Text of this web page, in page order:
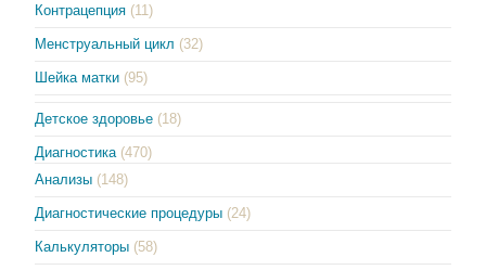
Контрацепция (11)
Менструальный цикл (32)
Шейка матки (95)
Детское здоровье (18)
Диагностика (470)
Анализы (148)
Диагностические процедуры (24)
Калькуляторы (58)